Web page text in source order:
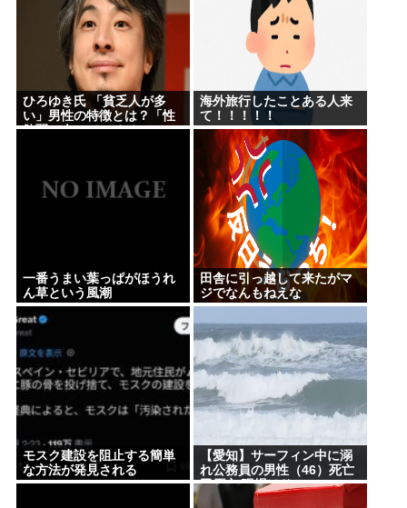
【朗報】新NISAを33歳で満額埋め終わるワイ、人生
アガリの模様www
【画像】大阪の花火大会、民度がレベチ
ADHD/ASDのケンモメンはどーやって「ドーパミ
ン」出してる？？助けて…
お前らが大排気量の車に乗らない理由www
みいちゃんと山田さんって何で急に叩かれだした
の？
林家パー子、認知症だった
Powered by livedoor 相互RSS
ひろゆき氏 「貧乏人が多
い」男性の特徴とは？「性
欲弱い人ってモチベーショ
海外旅行したことある人来
て！！！！！
一番うまい葉っぱがほうれ
ん草という風潮
田舎に引っ越して来たがマ
ジでなんもねえな
モスク建設を阻止する簡単
な方法が発見される
【愛知】サーフィン中に溺
れ公務員の男性（46）死亡
田原市 現場はサーフィンで
有名なスポット